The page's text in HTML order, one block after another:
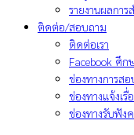
รายงานผลกา
ติดต่อ/สอบถาม
ติดต่อเรา
Facebook ศึก
ช่องทางการส
ช่องทางแจ้งเ
ช่องทางรับฟัง